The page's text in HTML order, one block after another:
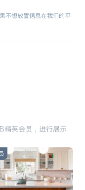
不想放置信息在我们的平
精英会员，进行展示